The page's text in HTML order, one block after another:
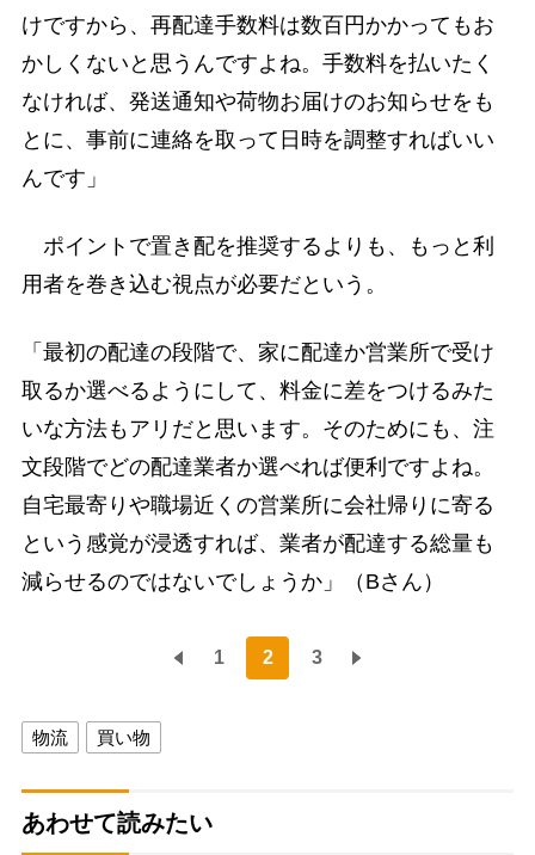
けですから、再配達手数料は数百円かかってもお
かしくないと思うんですよね。手数料を払いたく
なければ、発送通知や荷物お届けのお知らせをも
とに、事前に連絡を取って日時を調整すればいい
んです」
ポイントで置き配を推奨するよりも、もっと利
用者を巻き込む視点が必要だという。
「最初の配達の段階で、家に配達か営業所で受け
取るか選べるようにして、料金に差をつけるみた
いな方法もアリだと思います。そのためにも、注
文段階でどの配達業者か選べれば便利ですよね。
自宅最寄りや職場近くの営業所に会社帰りに寄る
という感覚が浸透すれば、業者が配達する総量も
減らせるのではないでしょうか」（Bさん）
1 2 3
物流 買い物
あわせて読みたい